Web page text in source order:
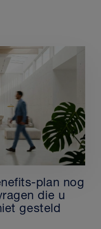
plan nog
die u
gesteld